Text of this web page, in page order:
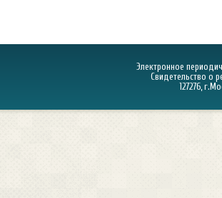
Электронное
Свидетельство о
127276,